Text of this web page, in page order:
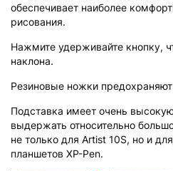
обеспечивает наиболее
рисования.
Нажмите удерживайте кнопку,
наклона.
Резиновые ножки
Подставка имеет очень
выдержать относительно
не только для Artist 10S, но и
планшетов XP-Pen.